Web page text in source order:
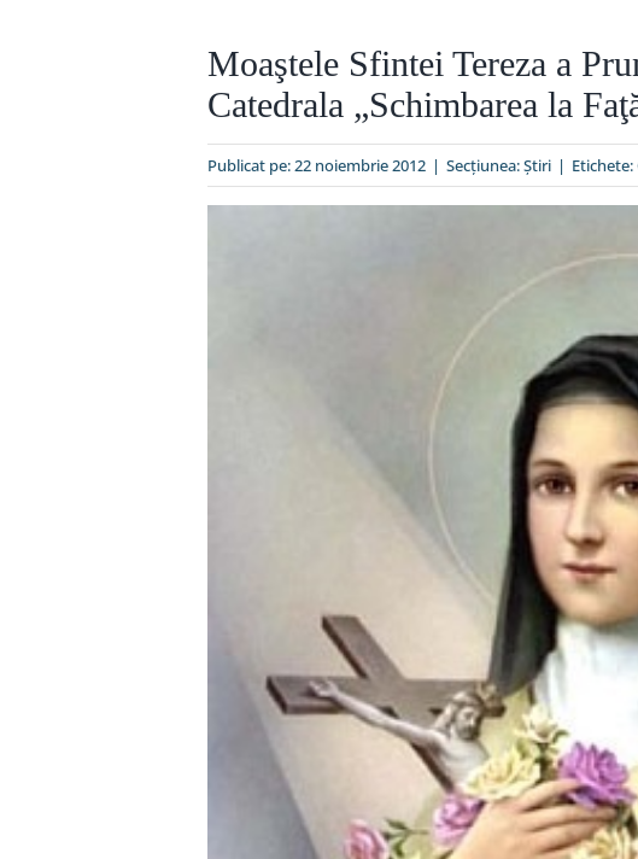
Moaştele Sfintei Tereza a
Catedrala „Schimbarea la
Publicat pe: 22 noiembrie 2012 | Secțiunea:Ştiri | Etichete: